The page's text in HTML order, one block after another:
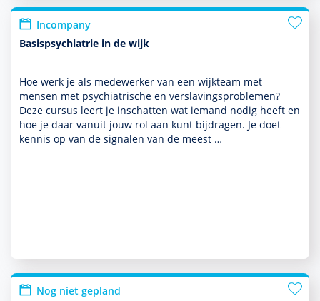
Incompany
Basispsychiatrie in de wijk
Hoe werk je als medewerker van een wijkteam met
mensen met psychia­trische en ver­sla­vingspro­ble­men?
Deze cursus leert je inschatten wat iemand nodig heeft en
hoe je daar vanuit jouw rol aan kunt bijdragen. Je doet
kennis op van de signalen van de meest …
Nog niet gepland